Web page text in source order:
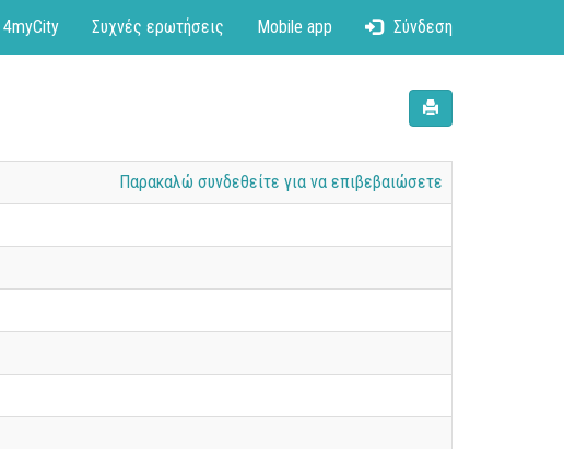
4myCity Συχνές ερωτήσεις Mobile app Σύνδεση
Παρακαλώ συνδεθείτε για να επιβεβαιώσετε